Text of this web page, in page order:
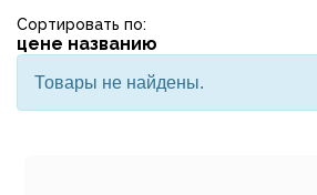
Сортировать по:
цене названию
Товары не найдены.